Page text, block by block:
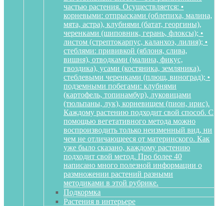
частью растения. Осуществляется: •
корневыми: отпрысками (облепиха, малина,
мята, астра), клубнями (батат, георгины),
черенками (шиповник, герань, флоксы); •
листом (стрептокарпус, каланхоэ, лилия); •
стеблями: прививкой (яблоня, слива,
вишня), отводками (малина, фикус,
гвоздика), усами (костяника, земляника),
стеблевыми черенками (плющ, виноград); •
подземными побегами: клубнями
(картофель, топинамбур), луковицами
(тюльпаны, лук), корневищем (пион, ирис).
Каждому растению подходит свой способ. С
помощью вегетативного метода можно
воспроизводить только неизменный вид, ни
чем не отличающееся от материнского. Как
уже было сказано, каждому растению
подходит свой метод. Про более 40
написано много полезной информации о
размножении растений разными
методиками в этой рубрике.
Подкормка
Растения в интерьере